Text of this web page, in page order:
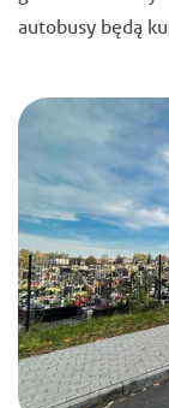
autobusy będą